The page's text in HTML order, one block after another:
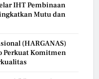
IHT Pembinaan
Mutu dan
(HARGANAS)
Perkuat Komitmen